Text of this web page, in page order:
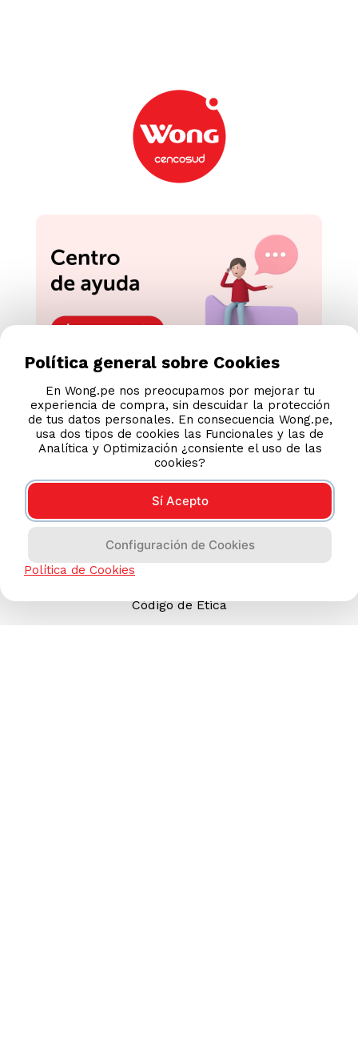
TAMBIÉN TE PUEDE INTERESAR
Nuestras Tiendas
Consultas y Sugerencias
Teléfonos
Revisa tu boleta
Términos y Condiciones
Código de Ética
Política general sobre Cookies
En Wong.pe nos preocupamos por mejorar tu
experiencia de compra, sin descuidar la protección
de tus datos personales. En consecuencia Wong.pe,
usa dos tipos de cookies las Funcionales y las de
Analítica y Optimización ¿consiente el uso de las
cookies?
Sí Acepto
Configuración de Cookies
Política de Cookies